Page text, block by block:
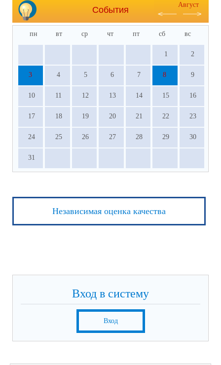
События
Август
пн вт ср чт пт сб вс
1 2
3 4 5 6 7 8 9
10 11 12 13 14 15 16
17 18 19 20 21 22 23
24 25 26 27 28 29 30
31
Независимая оценка качества
Вход в систему
Вход